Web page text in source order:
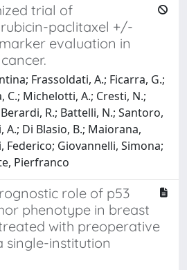
trial of
paclitaxel +/-
evaluation in
Frassoldati, A.; Ficarra, G.;
C.; Michelotti, A.; Cresti, N.;
R.; Battelli, N.; Santoro,
A.; Di Blasio, B.; Maiorana,
Giovannelli, Simona;
Pierfranco
role of p53
phenotype in breast
with preoperative
single-institution